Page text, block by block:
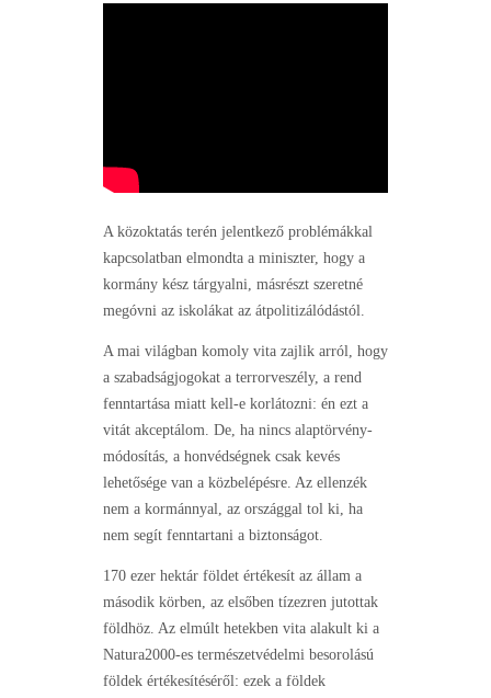
A közoktatás terén jelentkező problémákkal
kapcsolatban elmondta a miniszter, hogy a
kormány kész tárgyalni, másrészt szeretné
megóvni az iskolákat az átpolitizálódástól.
A mai világban komoly vita zajlik arról, hogy
a szabadságjogokat a terrorveszély, a rend
fenntartása miatt kell-e korlátozni: én ezt a
vitát akceptálom. De, ha nincs alaptörvény-
módosítás, a honvédségnek csak kevés
lehetősége van a közbelépésre. Az ellenzék
nem a kormánnyal, az országgal tol ki, ha
nem segít fenntartani a biztonságot.
170 ezer hektár földet értékesít az állam a
második körben, az elsőben tízezren jutottak
földhöz. Az elmúlt hetekben vita alakult ki a
Natura2000-es természetvédelmi besorolású
földek értékesítéséről: ezek a földek